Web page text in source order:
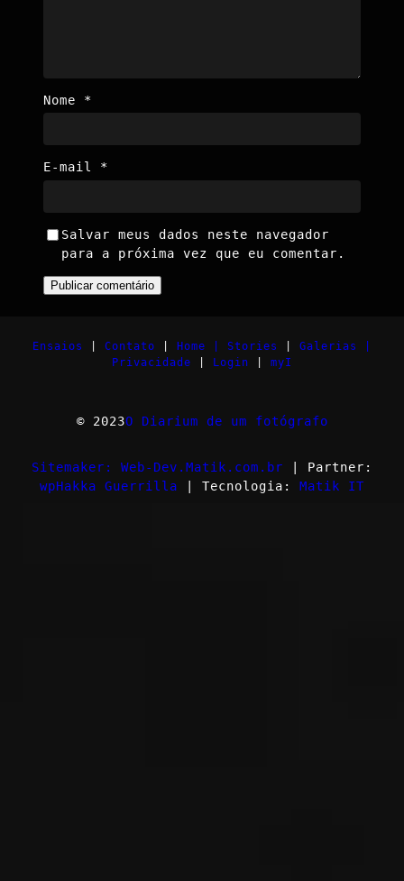
Nome *
E-mail *
Salvar meus dados neste navegador
para a próxima vez que eu comentar.
Ensaios Contato Home | Stories
Galerias |
Privacidade
Login myI
© 2023O Diarium de um fotógrafo
Sitemaker: Web-Dev.Matik.com.br | Partner:
wpHakka Guerrilla | Tecnologia: Matik IT